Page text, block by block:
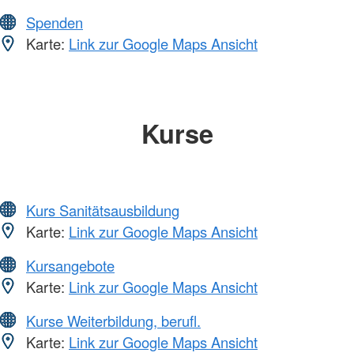
Spenden
Karte: Link zur Google Maps Ansicht
Kurse
Kurs Sanitätsausbildung
Karte: Link zur Google Maps Ansicht
Kursangebote
Karte: Link zur Google Maps Ansicht
Kurse Weiterbildung, berufl.
Karte: Link zur Google Maps Ansicht